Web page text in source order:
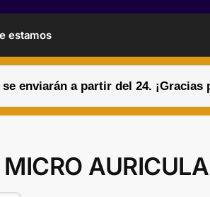
estamos
enviarán a partir del 24. ¡Gracias